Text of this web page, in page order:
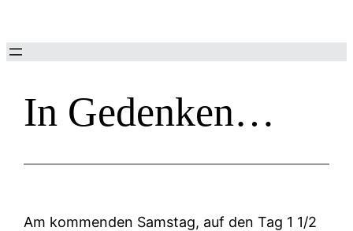
springen
In Gedenken…
Am kommenden Samstag, auf den Tag 1 1/2